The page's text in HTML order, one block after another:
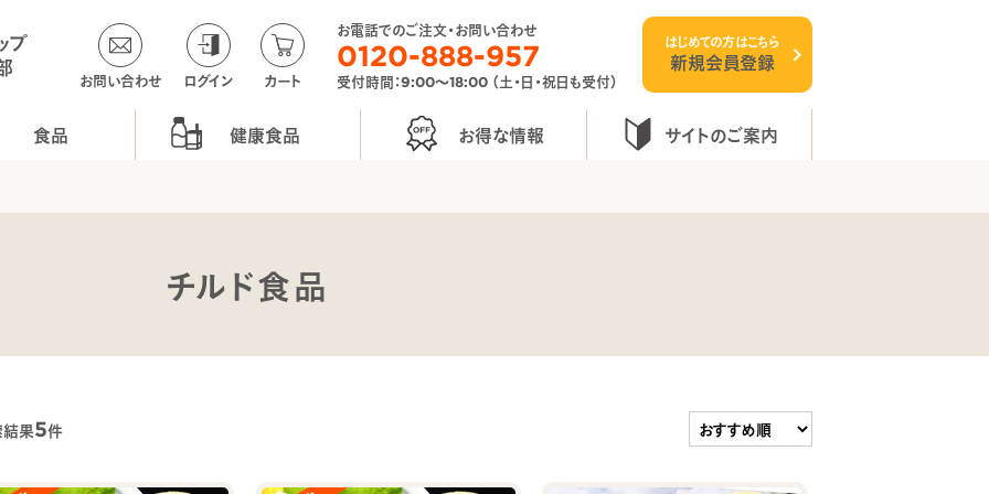
プ
お問い合わせ ログイン カート
お電話でのご注文・お問い合わせ
0120-888-957
受付時間：9:00〜18:00 （土・日・祝日も受付）
はじめての方はこちら
新規会員登録
食品 健康食品 お得な情報 サイトのご案内
チルド食品
果5件